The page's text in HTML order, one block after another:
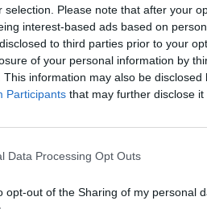
selection. Please note that after your
interest-based ads based on
to third parties prior to your
of your personal information by
This information may also be
Participants that may further disclose it
Data Processing Opt Outs
opt-out of the Sharing of my personal
továbbra is
koalíciós kormányzás
az egészségügyi tárcát
közegészségügyi és
államtitkára.